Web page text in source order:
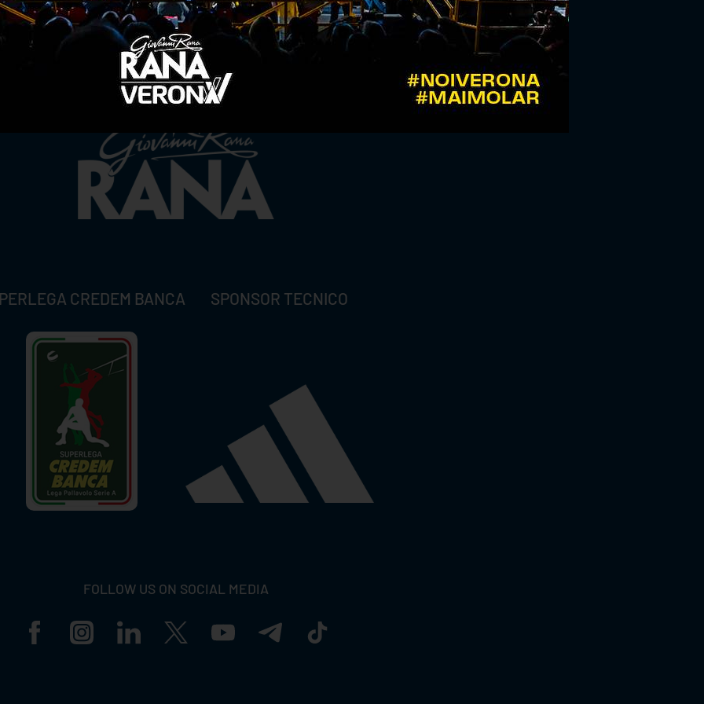
TITLE SPONSOR
CREDEM BANCA SPONSOR TECNICO
FOLLOW US ON SOCIAL MEDIA